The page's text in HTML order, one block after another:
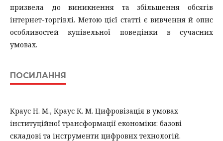
призвела до виникнення та збільшення обсягів
інтернет-торгівлі. Метою цієї статті є вивчення й опис
особливостей купівельної поведінки в сучасних
умовах.
ПОСИЛАННЯ
Краус Н. М., Краус К. М. Цифровізація в умовах
інституційної трансформації економіки: базові
складові та інструменти цифрових технологій.